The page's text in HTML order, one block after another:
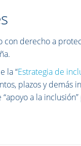
con derecho a
la “Estrategia de
plazos y demás
a la